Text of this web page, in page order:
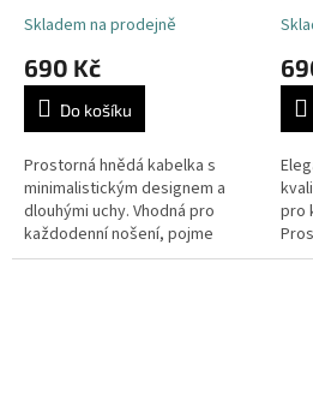
uchy
Skladem na prodejně
690 Kč
Do košíku
Prostorná hnědá kabelka s
minimalistickým designem a
dlouhými uchy. Vhodná pro
každodenní nošení, pojme
dokumenty A4 i menší
pro